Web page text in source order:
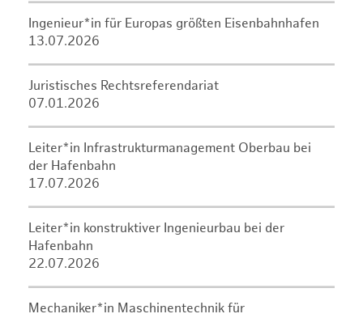
Ingenieur*in für Europas größten Eisenbahnhafen
13.07.2026
Juristisches Rechtsreferendariat
07.01.2026
Leiter*in Infrastrukturmanagement Oberbau bei
der Hafenbahn
17.07.2026
Leiter*in konstruktiver Ingenieurbau bei der
Hafenbahn
22.07.2026
Mechaniker*in Maschinentechnik für